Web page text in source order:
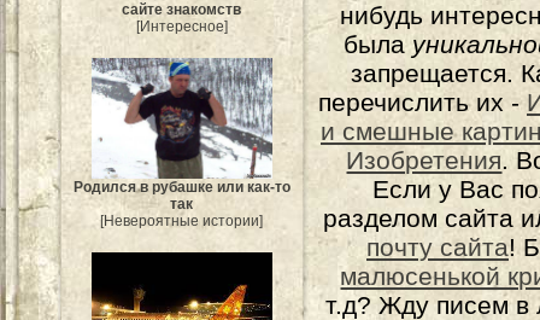
сайте знакомств
[Интересное]
Родился в рубашке или как-то
так
[Невероятные истории]
нибудь
была
запрещается.
перечислить их -
и смешные
Изобретения.
Если у Вас
разделом сайта
почту сайта!
малюсенькой
т.д? Жду писем в